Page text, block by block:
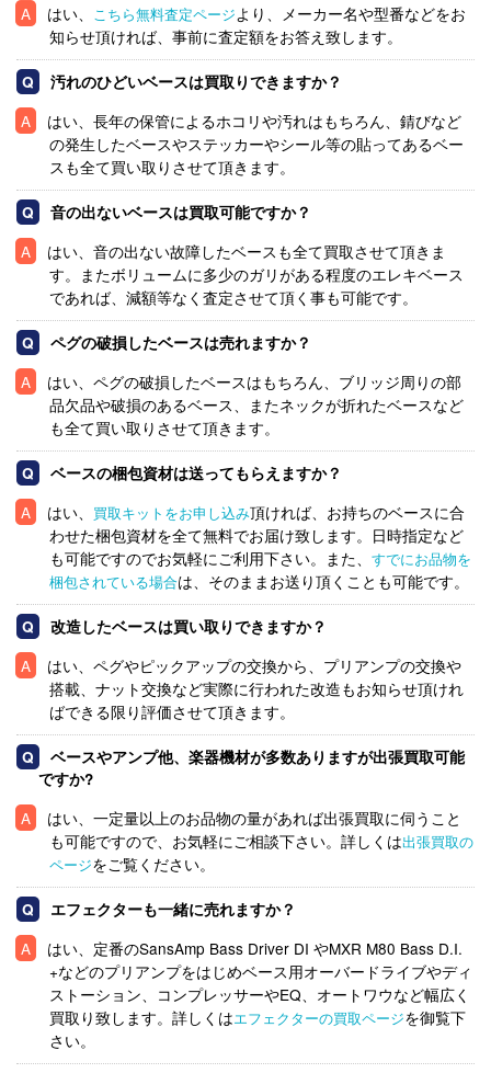
はい、 こちら無料査定ページより、メーカー名や型番などをお
知らせ頂ければ、事前に査定額をお答え致します。
汚れのひどいベースは買取りできますか？
はい、長年の保管によるホコリや汚れはもちろん、錆びなど
の発生したベースやステッカーやシール等の貼ってあるベー
スも全て買い取りさせて頂きます。
音の出ないベースは買取可能ですか？
はい、音の出ない故障したベースも全て買取させて頂きま
す。またボリュームに多少のガリがある程度のエレキベース
であれば、減額等なく査定させて頂く事も可能です。
ペグの破損したベースは売れますか？
はい、ペグの破損したベースはもちろん、ブリッジ周りの部
品欠品や破損のあるベース、またネックが折れたベースなど
も全て買い取りさせて頂きます。
ベースの梱包資材は送ってもらえますか？
はい、 買取キットをお申し込み頂ければ、お持ちのベースに合
わせた梱包資材を全て無料でお届け致します。日時指定など
も可能ですのでお気軽にご利用下さい。また、 すでにお品物を
梱包されている場合は、そのままお送り頂くことも可能です。
改造したベースは買い取りできますか？
はい、ペグやピックアップの交換から、プリアンプの交換や
搭載、ナット交換など実際に行われた改造もお知らせ頂けれ
ばできる限り評価させて頂きます。
ベースやアンプ他、楽器機材が多数ありますが出張買取可能
ですか?
はい、一定量以上のお品物の量があれば出張買取に伺うこと
も可能ですので、お気軽にご相談下さい。詳しくは出張買取の
ページをご覧ください。
エフェクターも一緒に売れますか？
はい、定番のSansAmp Bass Driver DI やMXR M80 Bass D.I.
+などのプリアンプをはじめベース用オーバードライブやディ
ストーション、コンプレッサーやEQ、オートワウなど幅広く
買取り致します。詳しくはエフェクターの買取ページを御覧下
さい。